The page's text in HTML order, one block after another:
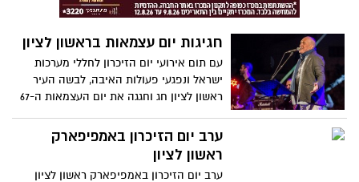
חגיגות יום עצמאות בראשון לציון
עם תום אירועי יום הזיכרון לחללי מערכות
ישראל ונפגעי פעולות האיבה, לבשה העיר
ראשון לציון חג וחגגה את יום העצמאות ה-67
במות ברחבי העיר- גן המושבה, בית העם,
הרובע, פארק הזיכרון, נאות שקמה, שיכון
המזרח, רמת אליהו ונווה חוף.
ערב יום הזיכרון באמפיפארק
ראשון לציון
ערב יום הזיכרון באמפיפארק ראשון לציון